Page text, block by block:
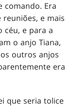
comando. Era
e mais
céu, e para a
o anjo Tiana,
outros anjos
era
que seria tolice